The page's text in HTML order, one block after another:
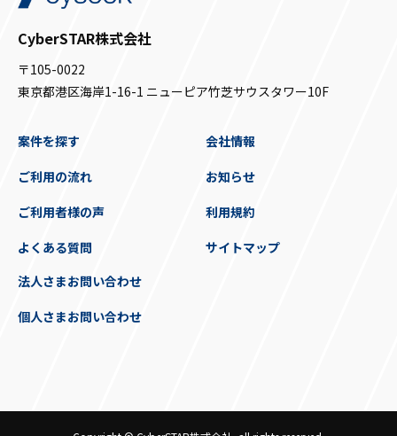
CyberSTAR株式会社
〒105-0022
東京都港区海岸1-16-1 ニューピア竹芝サウスタワー10F
案件を探す
ご利用の流れ
ご利用者様の声
よくある質問
会社情報
お知らせ
利用規約
サイトマップ
法人さまお問い合わせ
個人さまお問い合わせ